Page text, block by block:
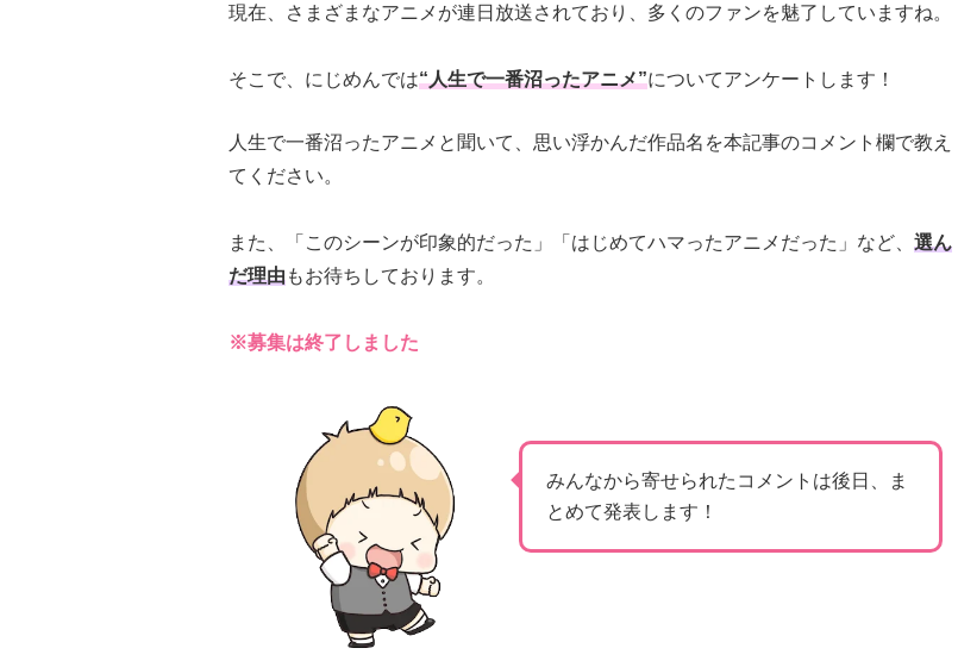
現在、さまざまなアニメが連日放送されており、多くのファンを魅了していますね。
そこで、にじめんでは“人生で一番沼ったアニメ”についてアンケートします！
人生で一番沼ったアニメと聞いて、思い浮かんだ作品名を本記事のコメント欄で教え
てください。
また、「このシーンが印象的だった」「はじめてハマったアニメだった」など、 選ん
だ理由もお待ちしております。
※募集は終了しました
みんなから寄せられたコメントは後日、ま
とめて発表します！